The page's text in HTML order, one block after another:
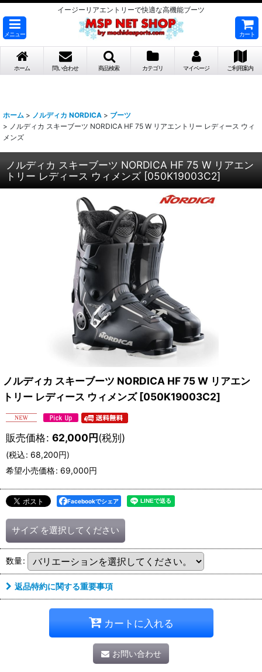
イージーリアエントリーで快適な高機能ブーツ
メニュー カート
ホーム 問い合わせ 商品検索 カテゴリ マイページ ご利用案内
ホーム > ノルディカ NORDICA > ブーツ
> ノルディカ スキーブーツ NORDICA HF 75 W リアエントリー レディース ウィ
メンズ
ノルディカ スキーブーツ NORDICA HF 75 W リアエン
トリー レディース ウィメンズ [050K19003C2]
ノルディカ スキーブーツ NORDICA HF 75 W リアエン
トリー レディース ウィメンズ [050K19003C2]
販売価格: 62,000円(税別)
(税込: 68,200円)
希望小売価格: 69,000円
Facebookでシェア
サイズ を選択してください
数量:
返品特約に関する重要事項
カートに入れる
お問い合わせ